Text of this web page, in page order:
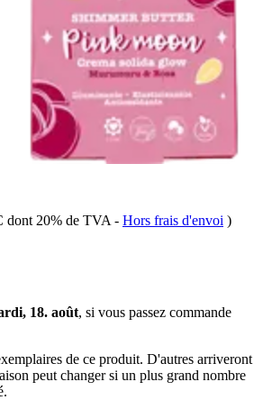
dont 20% de TVA - Hors frais d'envoi )
18. août, si vous passez commande
de ce produit. D'autres arriveront
peut changer si un plus grand nombre